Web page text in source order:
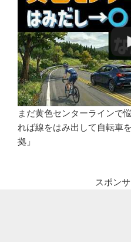
まだ黄色センターラインで
れば線をはみ出して自転車
拠」
スポン